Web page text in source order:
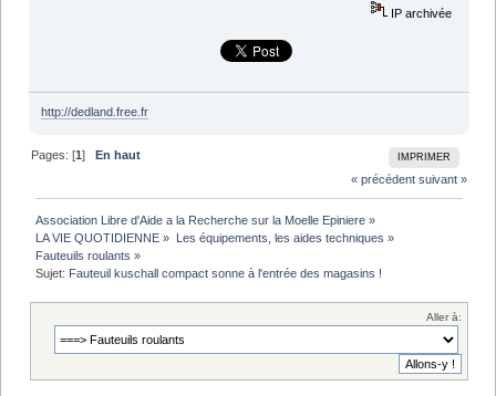
IP archivée
http://dedland.free.fr
IMPRIMER
Pages: [1]
En haut
« précédent suivant »
Association Libre d'Aide a la Recherche sur la Moelle Epiniere »
LA VIE QUOTIDIENNE » Les équipements, les aides techniques »
Fauteuils roulants »
Sujet: Fauteuil kuschall compact sonne à l'entrée des magasins !
Aller à: